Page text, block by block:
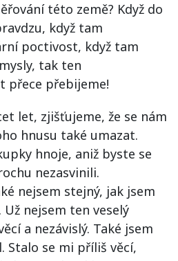
této země? Když do
když tam
poctivost, když tam
tak ten
přece přebijeme!
let, zjišťujeme, že se nám
hnusu také umazat.
hnoje, aniž byste se
nezasvinili.
nejsem stejný, jak jsem
nejsem ten veselý
a nezávislý. Také jsem
Stalo se mi příliš věcí,